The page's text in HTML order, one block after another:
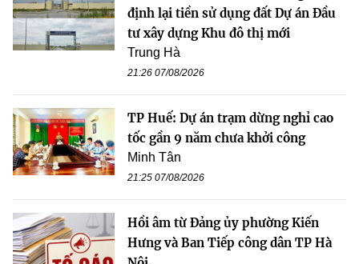
định lại tiền sử dụng đất Dự án Đầu
tư xây dựng Khu đô thị mới
Trung Hà
21:26 07/08/2026
TP Huế: Dự án trạm dừng nghỉ cao
tốc gần 9 năm chưa khởi công
Minh Tân
21:25 07/08/2026
Hồi âm từ Đảng ủy phường Kiến
Hưng và Ban Tiếp công dân TP Hà